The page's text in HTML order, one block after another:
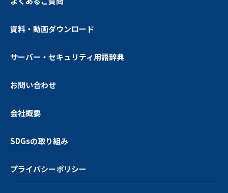
資料・動画ダウンロード
サーバー・ セキュリティ用語辞典
お問い合わせ
会社概要
SDGsの取り組み
プライバシーポリシー